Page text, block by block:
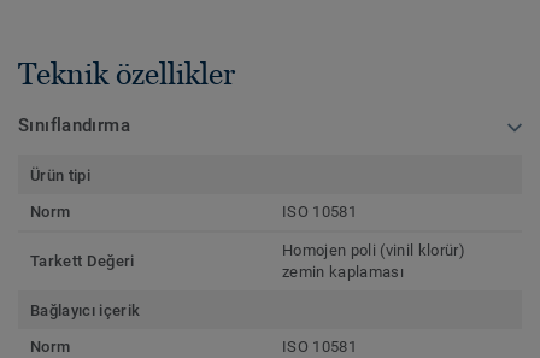
Teknik özellikler
Sınıflandırma
Ürün tipi
Norm
ISO 10581
Tarkett Değeri
Homojen poli (vinil klorür)
zemin kaplaması
Bağlayıcı içerik
Norm
ISO 10581